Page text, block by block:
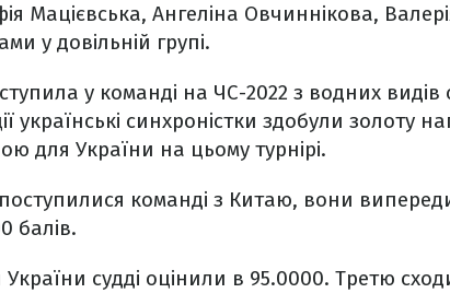
Мацієвська, Ангеліна Овчиннікова,
у довільній групі.
у команді на ЧС-2022 з водних
українські синхроністки здобули золоту
для України на цьому турнірі.
поступилися команді з Китаю, вони
балів.
судді оцінили в 95.0000. Третю